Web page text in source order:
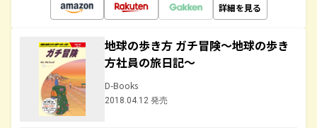
詳細を見る
地球の歩き方 ガチ冒険～地球の歩き
方社員の旅日記～
D-Books
2018.04.12 発売